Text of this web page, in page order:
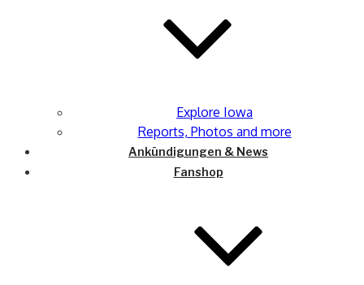
Explore Iowa
Reports, Photos and more
Ankündigungen & News
Fanshop